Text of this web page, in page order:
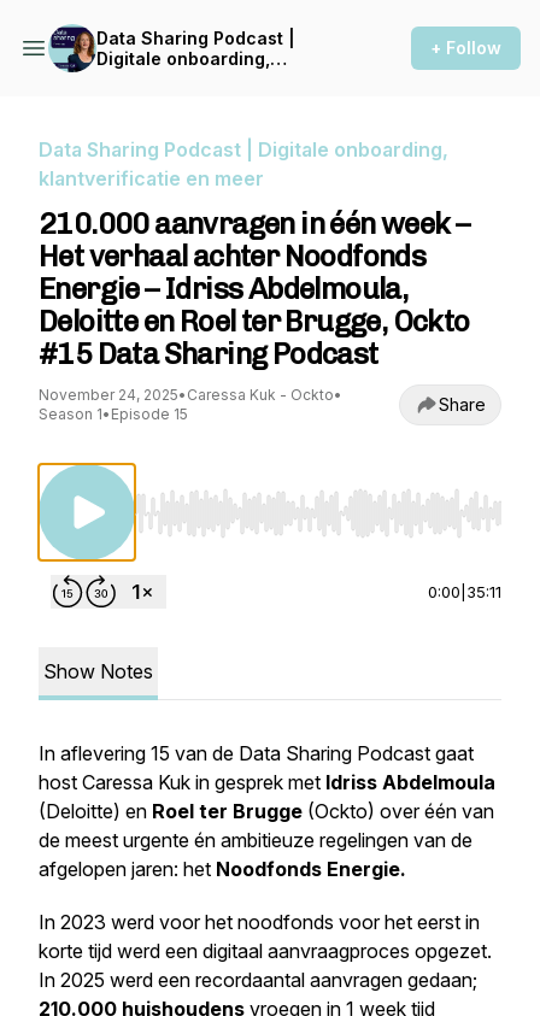
Data Sharing Podcast |
Digitale onboarding,
+ Follow
Data Sharing Podcast | Digitale onboarding,
klantverificatie en meer
210.000 aanvragen in één week –
Het verhaal achter Noodfonds
Energie – Idriss Abdelmoula,
Deloitte en Roel ter Brugge, Ockto
#15 Data Sharing Podcast
November 24, 2025• Caressa Kuk - Ockto•
Season 1• Episode 15 Share
Use Left/Right to seek, Home/End to jump
0:00 35:11
Show Notes
In aflevering 15 van de Data Sharing Podcast gaat
host Caressa Kuk in gesprek met Idriss Abdelmoula
(Deloitte) en Roel ter Brugge (Ockto) over één van
de meest urgente én ambitieuze regelingen van de
afgelopen jaren: het Noodfonds Energie.
In 2023 werd voor het noodfonds voor het eerst in
korte tijd werd een digitaal aanvraagproces opgezet.
In 2025 werd een recordaantal aanvragen gedaan;
210.000 huishoudens vroegen in 1 week tijd